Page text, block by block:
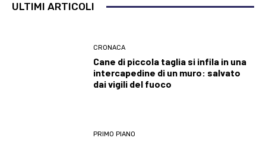
ULTIMI ARTICOLI
CRONACA
Cane di piccola taglia si infila in una
intercapedine di un muro: salvato
dai vigili del fuoco
PRIMO PIANO